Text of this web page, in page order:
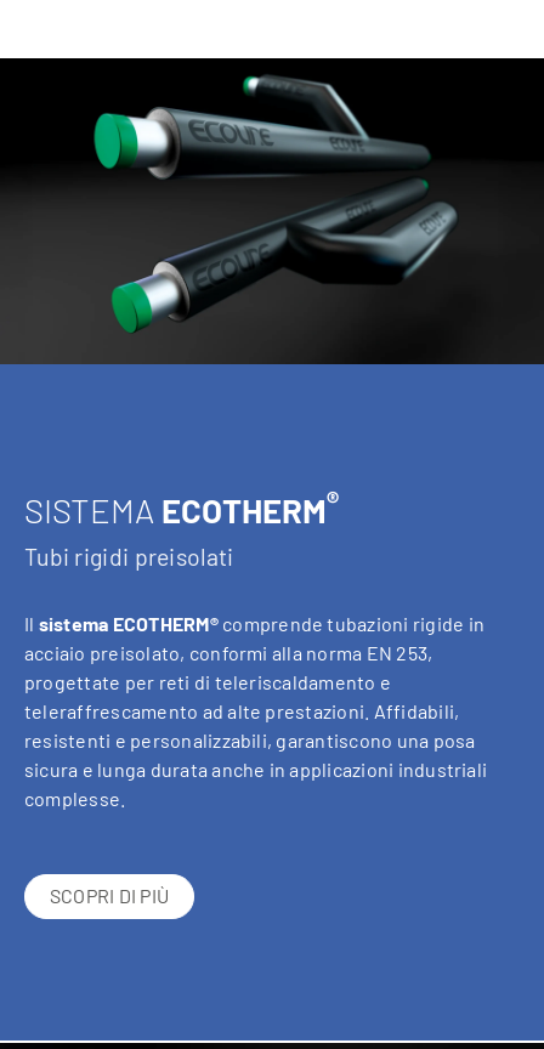
SISTEMA ECOTHERM®
Tubi rigidi preisolati
Il sistema ECOTHERM®comprende tubazioni rigide in
acciaio preisolato, conformi alla norma EN 253,
progettate per reti di teleriscaldamento e
teleraffrescamento ad alte prestazioni. Affidabili,
resistenti e personalizzabili, garantiscono una posa
sicura e lunga durata anche in applicazioni industriali
complesse.
SCOPRI DI PIÙ